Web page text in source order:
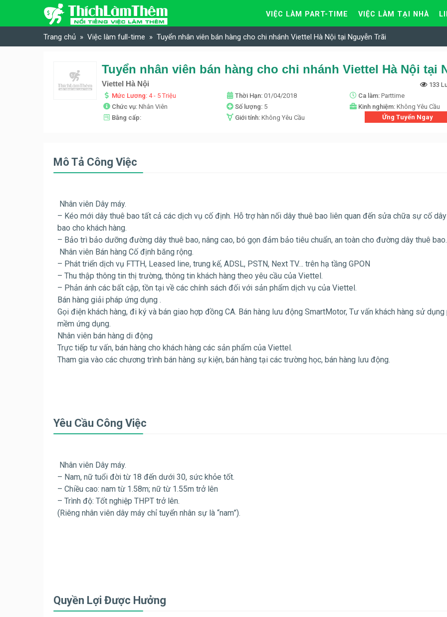
Skip to content
VIỆC LÀM PART-TIME VIỆC LÀM TẠI NHÀ
Trang chủ Việc làm full-time Tuyển nhân viên bán hàng cho chi nhánh Viettel Hà Nội tại Nguyễn Trãi
Viettel Hà Nội
133
Mức Lương: 4 - 5 Triệu Thời Hạn: 01/04/2018 Ca làm: Parttime
Chức vụ: Nhân Viên Số lượng: 5 Kinh nghiệm: Không Yêu Cầu
Bằng cấp:
Giới tính: Không Yêu Cầu Ứng Tuyển Ngay
Mô Tả Công Việc
Nhân viên Dây máy.
– Kéo mới dây thuê bao tất cả các dịch vụ cố định. Hỗ trợ hàn nối dây thuê bao liên quan đến sửa chữa sự cố
bao cho khách hàng.
– Bảo trì bảo dưỡng đường dây thuê bao, nâng cao, bó gọn đảm bảo tiêu chuẩn, an toàn cho đường dây thuê bao.
Nhân viên Bán hàng Cố định băng rộng.
– Phát triển dịch vụ FTTH, Leased line, trung kế, ADSL, PSTN, Next TV… trên hạ tầng GPON
– Thu thập thông tin thị trường, thông tin khách hàng theo yêu cầu của Viettel.
– Phản ánh các bất cập, tồn tại về các chính sách đối với sản phẩm dịch vụ của Viettel.
Bán hàng giải pháp ứng dụng .
Gọi điện khách hàng, đi ký và bán giao hợp đồng CA. Bán hàng lưu động SmartMotor, Tư vấn khách hàng sử dụng
mềm ứng dụng.
Nhân viên bán hàng di động
Trực tiếp tư vấn, bán hàng cho khách hàng các sản phẩm của Viettel.
Tham gia vào các chương trình bán hàng sự kiện, bán hàng tại các trường học, bán hàng lưu động.
Yêu Cầu Công Việc
Nhân viên Dây máy.
– Nam, nữ tuổi đời từ 18 đến dưới 30, sức khỏe tốt.
– Chiều cao: nam từ 1.58m; nữ từ 1.55m trở lên
– Trình độ: Tốt nghiệp THPT trở lên.
(Riêng nhân viên dây máy chỉ tuyển nhân sự là “nam”).
Quyền Lợi Được Hưởng